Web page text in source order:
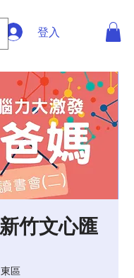
登入
竹文心匯
東區